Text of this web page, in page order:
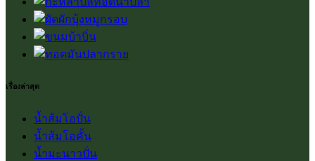
เรื่องล่าสุด
น้ำส้มโอปั่น
น้ำส้มโอคั้น
น้ำมะนาวปั่น